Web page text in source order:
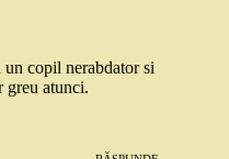
un copil nerabdator si
greu atunci.